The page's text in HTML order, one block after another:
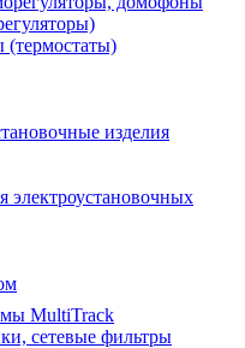
(термостаты)
изделия
электроустановочных
MultiTrack
сетевые фильтры